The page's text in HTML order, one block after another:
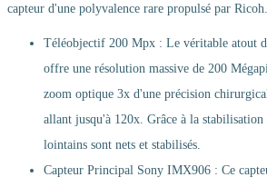
capteur d'une polyvalence rare propulsé par Ricoh.
Téléobjectif 200 Mpx : Le véritable atout
offre une résolution massive de 200
zoom optique 3x d'une précision
allant jusqu'à 120x. Grâce à la
lointains sont nets et stabilisés.
Capteur Principal Sony IMX906 : Ce